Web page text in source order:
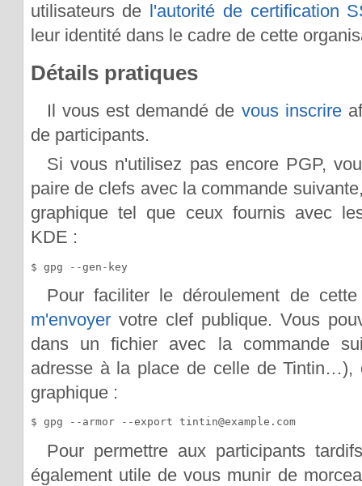
utilisateurs de l'autorité de certification
leur identité dans le cadre de cette
Détails pratiques
Il vous est demandé de vous inscrire
de participants.
Si vous n'utilisez pas encore PGP,
paire de clefs avec la commande
graphique tel que ceux fournis avec
KDE :
Pour faciliter le déroulement de cette
m'envoyervotre clef publique. Vous
dans un fichier avec la commande
adresse à la place de celle de Tintin…),
graphique :
$ gpg --armor --export tintin@example.com
Pour permettre aux participants
également utile de vous munir de